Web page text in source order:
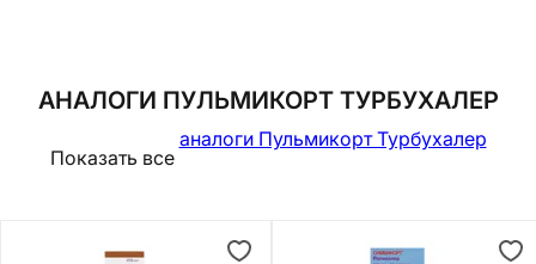
АНАЛОГИ ПУЛЬМИКОРТ ТУРБУХАЛЕР
Показать все
аналоги Пульмикорт Турбухалер